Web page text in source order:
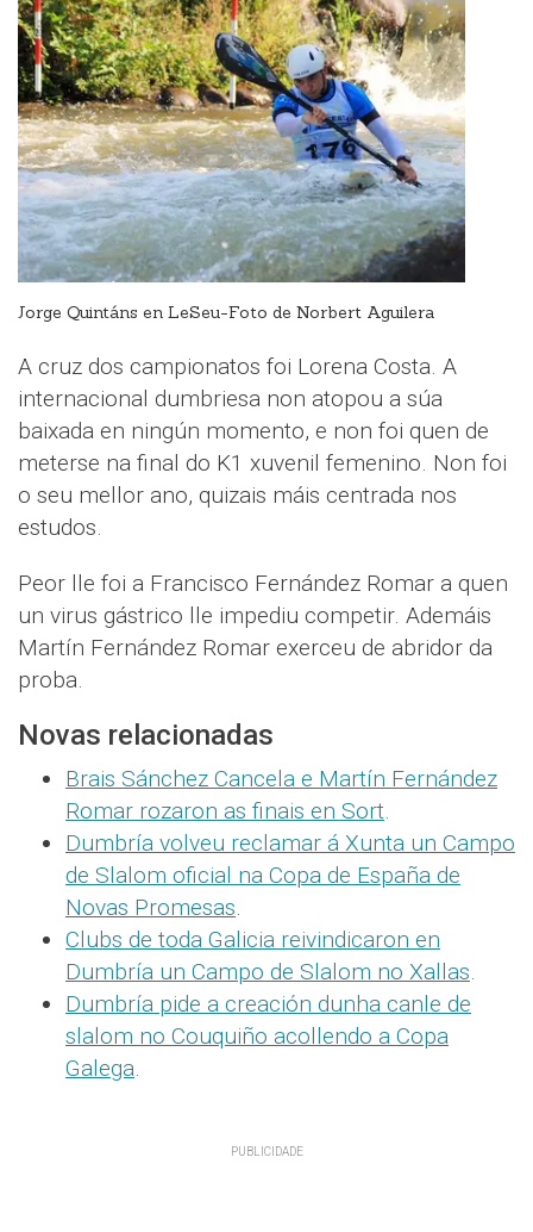
Jorge Quintáns en LeSeu-Foto de Norbert Aguilera
A cruz dos campionatos foi Lorena Costa. A
internacional dumbriesa non atopou a súa
baixada en ningún momento, e non foi quen de
meterse na final do K1 xuvenil femenino. Non foi
o seu mellor ano, quizais máis centrada nos
estudos.
Peor lle foi a Francisco Fernández Romar a quen
un virus gástrico lle impediu competir. Ademáis
Martín Fernández Romar exerceu de abridor da
proba.
Novas relacionadas
Brais Sánchez Cancela e Martín Fernández
Romar rozaron as finais en Sort.
Dumbría volveu reclamar á Xunta un Campo
de Slalom oficial na Copa de España de
Novas Promesas.
Clubs de toda Galicia reivindicaron en
Dumbría un Campo de Slalom no Xallas.
Dumbría pide a creación dunha canle de
slalom no Couquiño acollendo a Copa
Galega.